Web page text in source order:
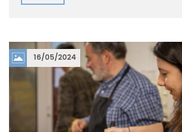
16/05/2024